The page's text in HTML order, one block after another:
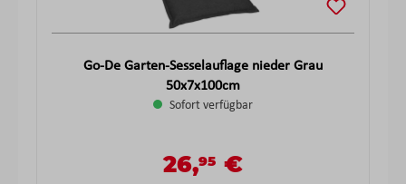
Go-De Garten-Sesselauflage nieder Grau
50x7x100cm
Sofort verfügbar
Regulärer Preis:
Verkaufspreis:
26,95 €